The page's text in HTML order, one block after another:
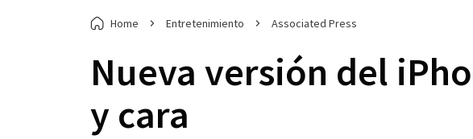
Home Entretenimiento Associated Press
Nueva versión del
y cara